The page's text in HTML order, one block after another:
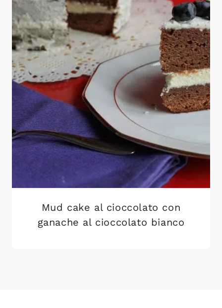
Mud cake al cioccolato con
ganache al cioccolato bianco